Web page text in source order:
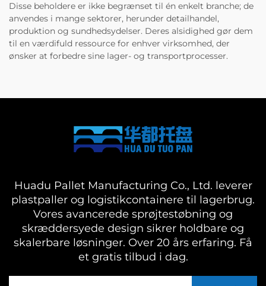
Disse beholdere er ikke begrænset til én enkelt branche; de
anvendes i mange sektorer, herunder detailhandel,
produktion og sundhedsydelser. Deres alsidighed gør dem
til en værdifuld ressource for enhver virksomhed, der
ønsker at forbedre sine lager- og transportprocesser.
Huadu Pallet Manufacturing Co., Ltd. leverer
plastpaller og logistikcontainere til lagerbrug.
Vores avancerede sprøjtestøbning og
skræddersyede design sikrer holdbare og
skalerbare løsninger. Over 20 års erfaring. Få
et gratis tilbud i dag.